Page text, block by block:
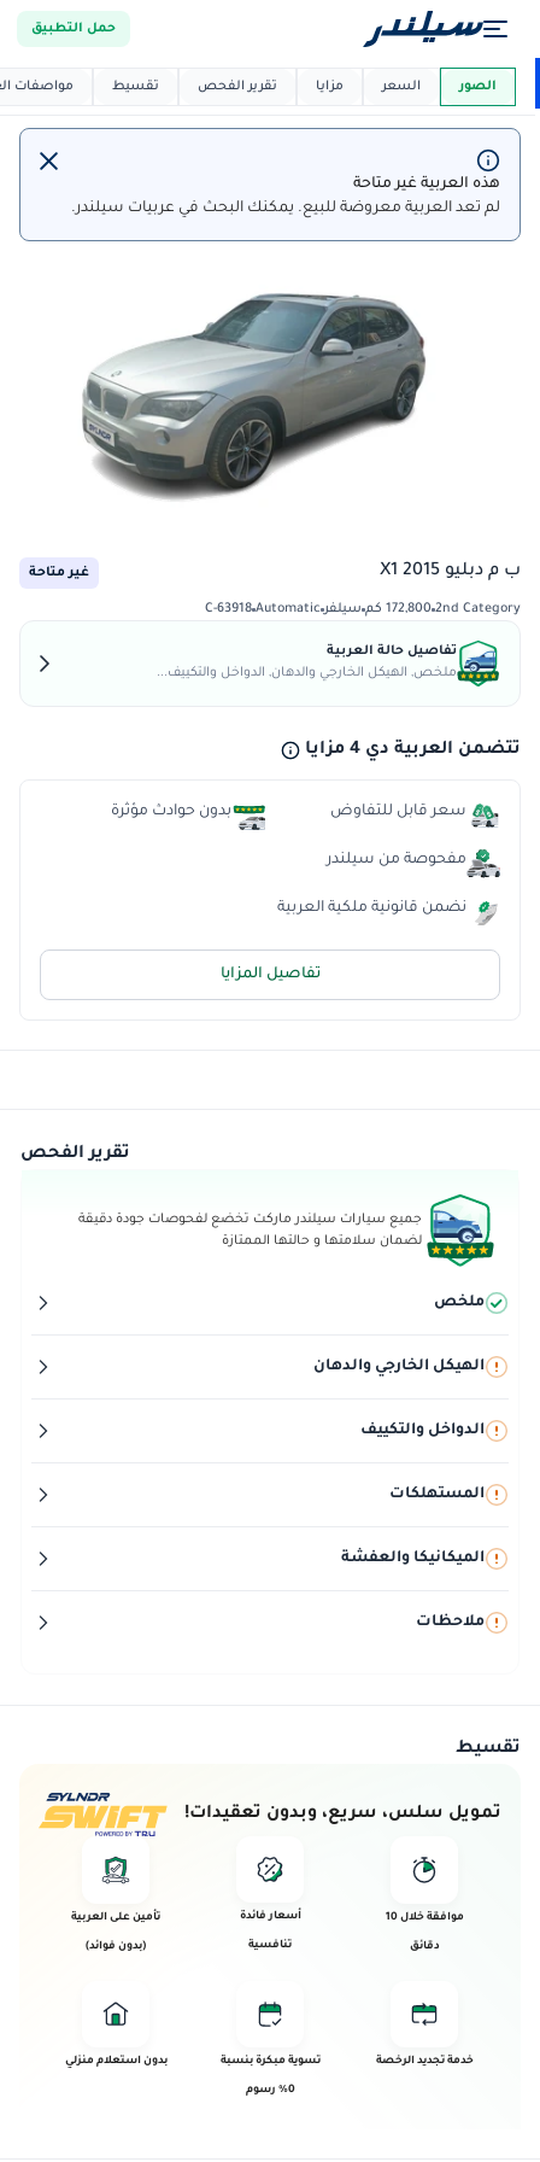
حمل التطبيق
العربية دي ماركت
هذه العربية غير متاحة
لم تعد العربية معروضة للبيع. يمكنك البحث في عربيات سيلندر.
ب م دبليو X1 2015 غير متاحة
2nd Category 172,800 كم سيلفر Automatic
C-63918
تفاصيل حالة العربية
ملخص, الهيكل الخارجي والدهان, الدواخل والتكييف...
تتضمن العربية دي 4 مزايا
سعر قابل للتفاوض
مفحوصة من سيلندر
نضمن قانونية ملكية العربية
بدون حوادث مؤثرة
تفاصيل المزايا
الصور السعر مزايا تقرير الفحص تقسيط مواصفات
تقرير الفحص
جميع سيارات سيلندر ماركت تخضع لفحوصات جودة دقيقة
لضمان سلامتها و حالتها الممتازة
ملخص
الهيكل الخارجي والدهان
الدواخل والتكييف
المستهلكات
الميكانيكا والعفشة
ملاحظات
تقسيط
تمويل سلس، سريع، وبدون تعقيدات!
موافقة خلال 10
دقائق
أسعار فائدة
تنافسية
تأمين على العربية
(بدون فوائد)
خدمة تجديد الرخصة تسوية مبكرة بنسبة
0% رسوم
بدون استعلام منزلي